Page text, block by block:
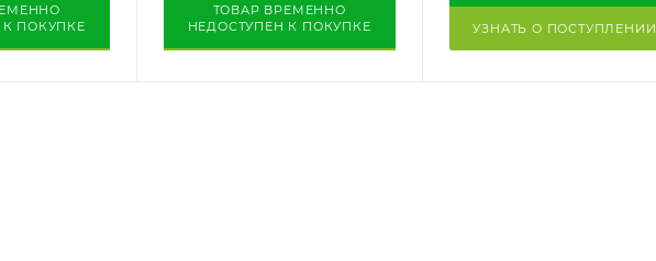
ПОКУПКЕ
ТОВАР ВРЕМЕННО
НЕДОСТУПЕН К ПОКУПКЕ
УЗНАТЬ О ПОСТУПЛЕНИИ